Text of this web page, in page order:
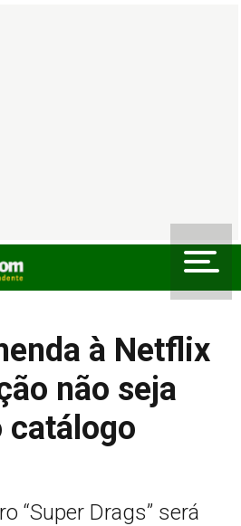
à Netflix
não seja
catálogo
“Super Drags” será